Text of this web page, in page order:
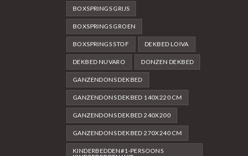
BOXSPRINGS GRIJS
BOXSPRINGS GROEN
BOXSPRINGS STOF DEKBED LOIVA
DEKBED NUVARO DONZEN DEKBED
GANZENDONS DEKBED
GANZENDONS DEKBED 140X220 CM
GANZENDONS DEKBED 240X200
GANZENDONS DEKBED 270X240 CM
KINDERBEDDEN#1-PERSOONS